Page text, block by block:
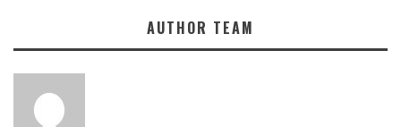
AUTHOR TEAM